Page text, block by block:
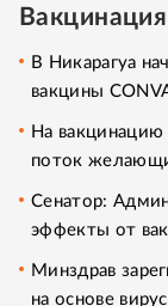
В Никарагуа
вакцины
На вакцинацию
поток
Cенатор:
эффекты от
Минздрав
на основе